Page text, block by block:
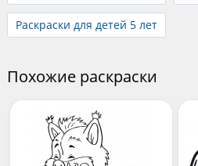
Раскраски для детей 5 лет
Похожие раскраски